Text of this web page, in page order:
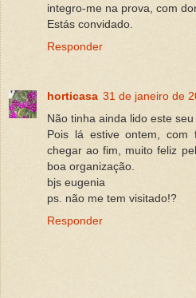
integro-me na prova, com
Estás convidado.
Responder
horticasa 31 de janeiro de
Não tinha ainda lido este seu
Pois lá estive ontem, com
chegar ao fim, muito feliz
boa organização.
bjs eugenia
ps. não me tem visitado!?
Responder